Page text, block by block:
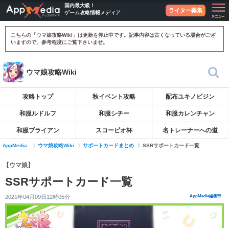
国内最大級！
ゲーム攻略情報メディア
ライター募集
こちらの「ウマ娘攻略Wiki」は更新を停止中です。記事内容は古くなっている場合がござ
いますので、参考程度にご覧下さいませ。
ウマ娘攻略Wiki
攻略トップ 秋イベント攻略 配布ユキノビジン
和服ルドルフ 和服シチー 和服カレンチャン
和服ブライアン スコーピオ杯 名トレーナーへの道
AppMedia ウマ娘攻略Wiki サポートカードまとめ SSRサポートカード一覧
【ウマ娘】
SSRサポートカード一覧
2021年04月09日12時05分 AppMedia編集部